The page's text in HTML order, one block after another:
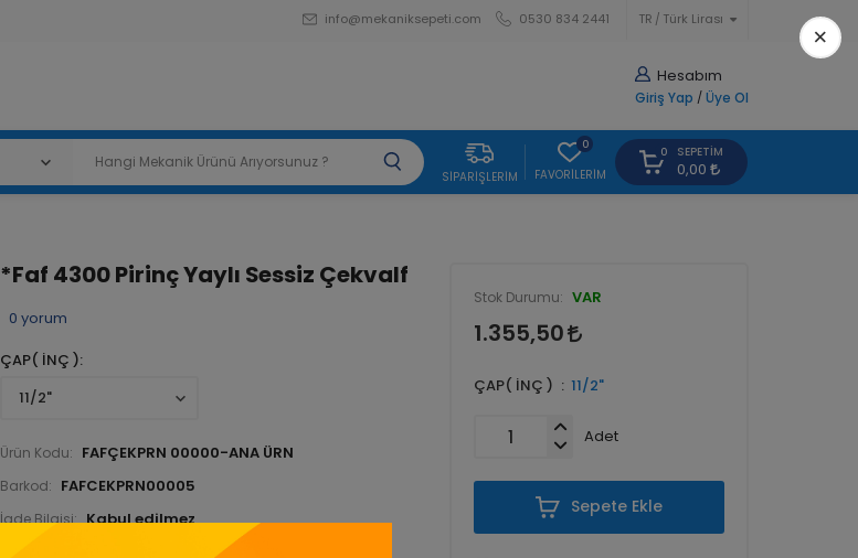
TR Türk Lirası
info@mekaniksepeti.com 0530 834 2441
Hesabım
Giriş Yap / Üye Ol
SIPARIŞLERIM
0
FAVORILERIM
0 SEPETIM
0,00
*Faf 4300 Pirinç Yaylı Sessiz Çekvalf
0 yorum
ÇAP( İNÇ )
Ürün Kodu: FAFÇEKPRN 00000-ANA ÜRN
Barkod: FAFCEKPRN00005
İade Bilgisi:
Stok Durumu: VAR
1.355,50
ÇAP( İNÇ ) 11/2"
Adet
Sepete Ekle
×